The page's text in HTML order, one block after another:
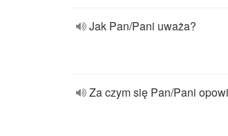
Jak Pan/Pani uważa?
Za czym się Pan/Pani